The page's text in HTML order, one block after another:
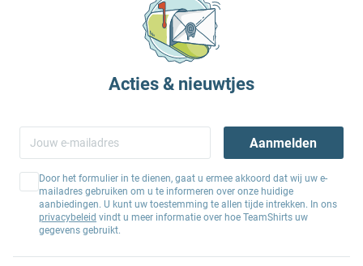
Acties & nieuwtjes
Aanmelden
Door het formulier in te dienen, gaat u ermee akkoord dat wij uw e-
mailadres gebruiken om u te informeren over onze huidige
aanbiedingen. U kunt uw toestemming te allen tijde intrekken. In ons
privacybeleid vindt u meer informatie over hoe TeamShirts uw
gegevens gebruikt.